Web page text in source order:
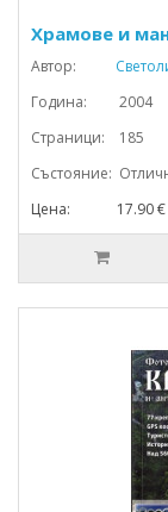
Храмове и
Автор:
Година: 2004
Страници: 185
Състояние:
Цена: 17.90 € /